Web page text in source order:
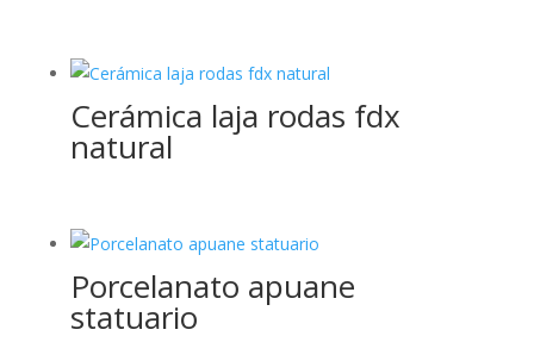
Cerámica laja rodas fdx
natural
Porcelanato apuane
statuario